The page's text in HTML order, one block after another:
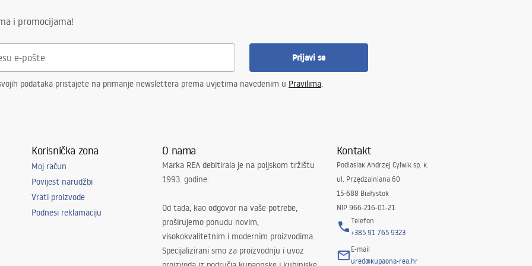
i promocijama!
Prijavi se
podataka pristajete na primanje newslettera prema uvjetima navedenim u Pravilima.
Korisnička zona
Moj račun
Povijest narudžbi
Vrati proizvode
Podnesi reklamaciju
O nama
Marka REA debitirala je na poljskom tržištu
1993. godine.
Od tada, kao odgovor na vaše potrebe,
proširujemo ponudu novim,
visokokvalitetnim i modernim proizvodima.
Specijalizirani smo za proizvodnju i uvoz
Kontakt
Podlasiak Andrzej Cylwik sp. k.
ul. Przędzalniana 60
15-688 Białystok
NIP 966-216-01-21
Telefon
+385 91 765 9323
E-mail
ured@kupaona-rea.hr